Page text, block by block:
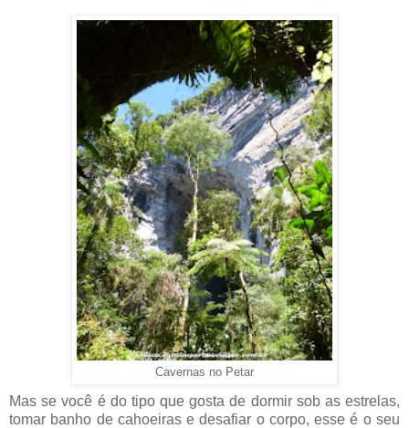
Cavernas no Petar
Mas se você é do tipo que gosta de dormir sob as estrelas,
tomar banho de cahoeiras e desafiar o corpo, esse é o seu